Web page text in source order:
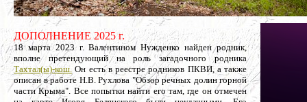
ДОПОЛНЕНИЕ 2025 г.
18 марта 2023 г. Валентином Нужденко найден родник,
вполне претендующий на роль загадочного родника
Тахтал(ы)-кош. Он есть в реестре родников ПКВИ, а также
описан в работе Н.В. Рухлова "Обзор речных долин горной
части Крыма". Все попытки найти его там, где он отмечен